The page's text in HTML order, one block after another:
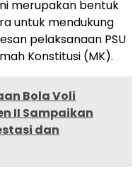
merupakan bentuk
untuk mendukung
pelaksanaan PSU
Konstitusi (MK).
Bola Voli
II Sampaikan
dan